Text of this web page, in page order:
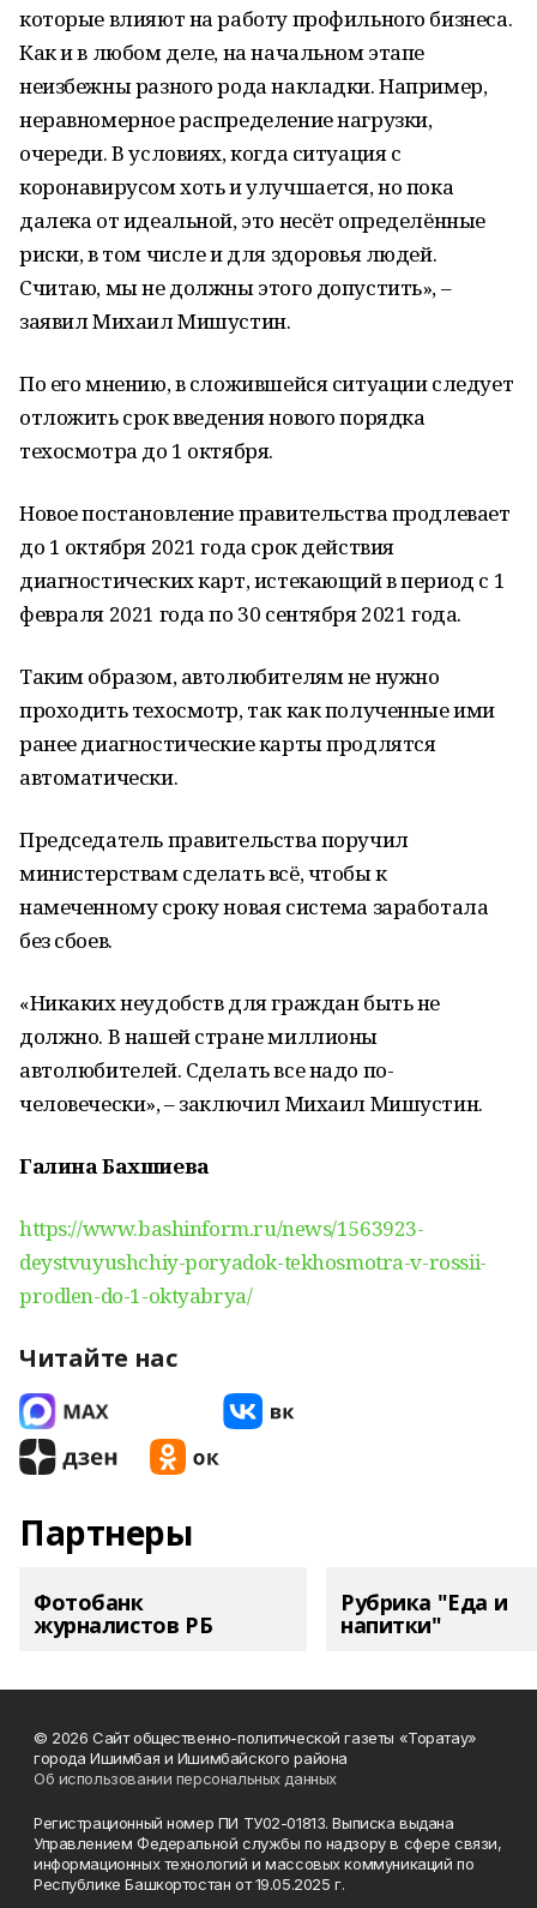
которые влияют на работу профильного бизнеса.
Как и в любом деле, на начальном этапе
неизбежны разного рода накладки. Например,
неравномерное распределение нагрузки,
очереди. В условиях, когда ситуация с
коронавирусом хоть и улучшается, но пока
далека от идеальной, это несёт определённые
риски, в том числе и для здоровья людей.
Считаю, мы не должны этого допустить», –
заявил Михаил Мишустин.
По его мнению, в сложившейся ситуации следует
отложить срок введения нового порядка
техосмотра до 1 октября.
Новое постановление правительства продлевает
до 1 октября 2021 года срок действия
диагностических карт, истекающий в период с 1
февраля 2021 года по 30 сентября 2021 года.
Таким образом, автолюбителям не нужно
проходить техосмотр, так как полученные ими
ранее диагностические карты продлятся
автоматически.
Председатель правительства поручил
министерствам сделать всё, чтобы к
намеченному сроку новая система заработала
без сбоев.
«Никаких неудобств для граждан быть не
должно. В нашей стране миллионы
автолюбителей. Сделать все надо по-
человечески», – заключил Михаил Мишустин.
Галина Бахшиева
https://www.bashinform.ru/news/1563923-
deystvuyushchiy-poryadok-tekhosmotra-v-rossii-
prodlen-do-1-oktyabrya/
Читайте нас
Партнеры
Фотобанк
журналистов РБ
Рубрика "Еда и
напитки"
© 2026 Сайт общественно-политической газеты «Торатау»
города Ишимбая и Ишимбайского района
Об использовании персональных данных
Регистрационный номер ПИ ТУ02-01813. Выписка выдана
Управлением Федеральной службы по надзору в сфере связи,
информационных технологий и массовых коммуникаций по
Республике Башкортостан от 19.05.2025 г.